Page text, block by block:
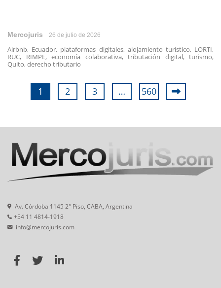
Mercojuris 26 de julio de 2026
Airbnb, Ecuador, plataformas digitales, alojamiento turístico, LORTI,
RUC, RIMPE, economía colaborativa, tributación digital, turismo,
Quito, derecho tributario
1 2 3 … 560
Av. Córdoba 1145 2° Piso, CABA, Argentina
+54 11 4814-1918
info@mercojuris.com